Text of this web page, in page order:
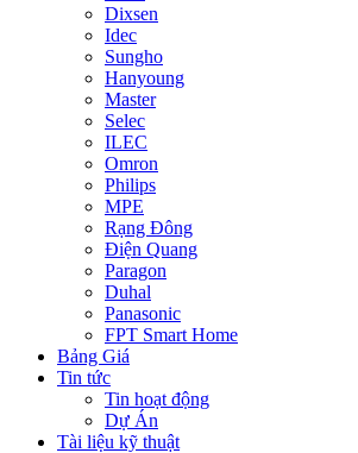
Dixsen
Idec
Sungho
Hanyoung
Master
Selec
ILEC
Omron
Philips
MPE
Rạng Đông
Điện Quang
Paragon
Duhal
Panasonic
FPT Smart Home
Bảng Giá
Tin tức
Tin hoạt động
Dự Án
Tài liệu kỹ thuật